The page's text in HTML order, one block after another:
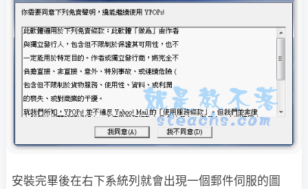
安裝完畢後在右下系統列就會出現一個郵件伺服的圖